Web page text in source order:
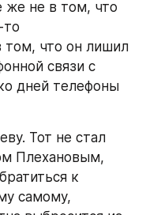
же не в том, что
то
том, что он лишил
связи с
дней телефоны
Тот не стал
Плехановым,
к
самому,